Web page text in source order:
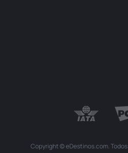
Copyright © eDestinos.com.